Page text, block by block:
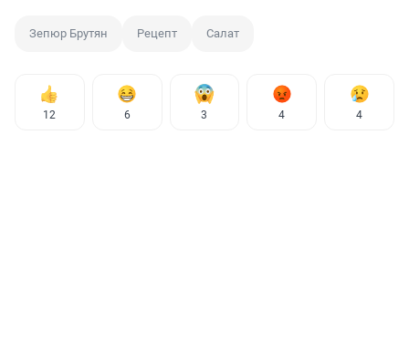
Зепюр Брутян Рецепт Салат
12 6 3 4 4